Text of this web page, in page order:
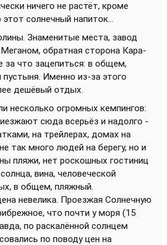
ничего не растёт, кроме
солнечный напиток...
Знаменитые места, завод
обратная сторона Кара-
за что зацепиться: в общем,
Именно из-за этого
дешёвый отдых.
несколько огромных кемпингов:
сюда всерьёз и надолго -
на трейлерах, домах на
так много людей на берегу, но и
пляжи, нет роскошных гостиниц
вина, человеческой
в общем, пляжный.
невелика. Проезжая Солнечную
что почти у моря (15
по раскалённой солнцем
по поводу цен на